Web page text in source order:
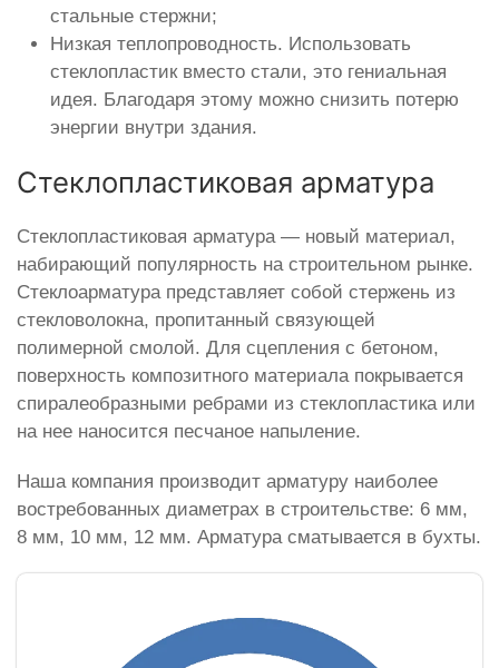
стальные стержни;
Низкая теплопроводность. Использовать
стеклопластик вместо стали, это гениальная
идея. Благодаря этому можно снизить потерю
энергии внутри здания.
Стеклопластиковая арматура
Стеклопластиковая арматура — новый материал,
набирающий популярность на строительном рынке.
Стеклоарматура представляет собой стержень из
стекловолокна, пропитанный связующей
полимерной смолой. Для сцепления с бетоном,
поверхность композитного материала покрывается
спиралеобразными ребрами из стеклопластика или
на нее наносится песчаное напыление.
Наша компания производит арматуру наиболее
востребованных диаметрах в строительстве: 6 мм,
8 мм, 10 мм, 12 мм. Арматура сматывается в бухты.